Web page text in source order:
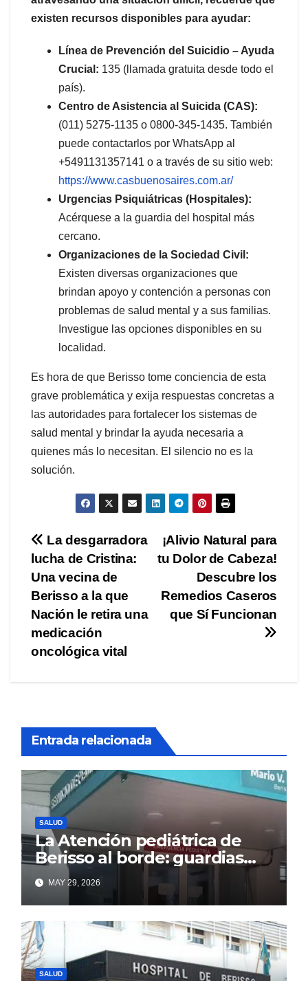
existen recursos disponibles para ayudar:
Línea de Prevención del Suicidio – Ayuda
Crucial: 135 (llamada gratuita desde todo el
país).
Centro de Asistencia al Suicida (CAS):
(011) 5275-1135 o 0800-345-1435. También
puede contactarlos por WhatsApp al
+5491131357141 o a través de su sitio web:
https://www.casbuenosaires.com.ar/
Urgencias Psiquiátricas (Hospitales):
Acérquese a la guardia del hospital más
cercano.
Organizaciones de la Sociedad Civil:
Existen diversas organizaciones que
brindan apoyo y contención a personas con
problemas de salud mental y a sus familias.
Investigue las opciones disponibles en su
localidad.
Es hora de que Berisso tome conciencia de esta
grave problemática y exija respuestas concretas a
las autoridades para fortalecer los sistemas de
salud mental y brindar la ayuda necesaria a
quienes más lo necesitan. El silencio no es la
solución.
Navegación
de
entradas
¡Alivio Natural para
tu Dolor de Cabeza!
Descubre los
Remedios Caseros
que Sí Funcionan
La desgarradora
lucha de Cristina:
Una vecina de
Berisso a la que
Nación le retira una
medicación
oncológica vital
Entrada relacionada
SALUD
La Atención pediátrica de
Berisso al borde: guardias
saturadas por la alta
demanda
MAY 29, 2026
SALUD